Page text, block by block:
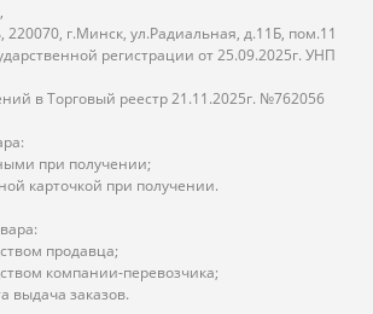
220070, г.Минск, ул.Радиальная, д.11Б, пом.11
регистрации от 25.09.2025г. УНП
в Торговый реестр 21.11.2025г. №762056
при получении;
карточкой при получении.
продавца;
компании-перевозчика;
выдача заказов.